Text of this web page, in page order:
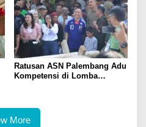
Ratusan ASN Palembang Adu
Kompetensi di Lomba
More